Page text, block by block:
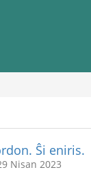
Ŝi eniris.
Nisan 2023